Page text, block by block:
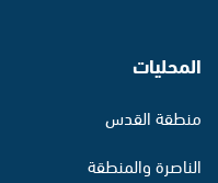
المحليات
منطقة القدس
الناصرة والمنطقة